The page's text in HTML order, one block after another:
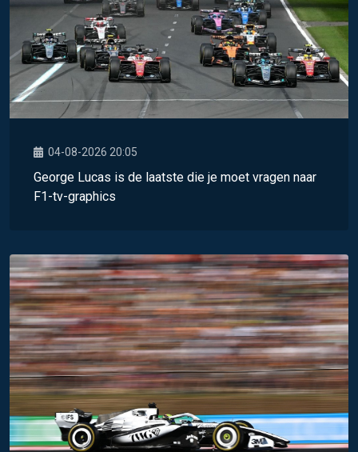
04-08-2026 20:05
George Lucas is de laatste die je moet vragen naar
F1-tv-graphics